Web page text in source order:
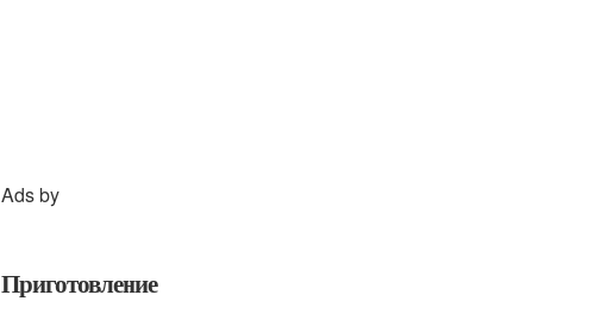
Ads by
Приготовление